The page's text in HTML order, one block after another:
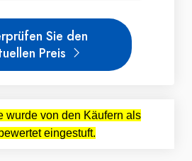
Sie den
Preis
wurde von den Käufern als
eingestuft.